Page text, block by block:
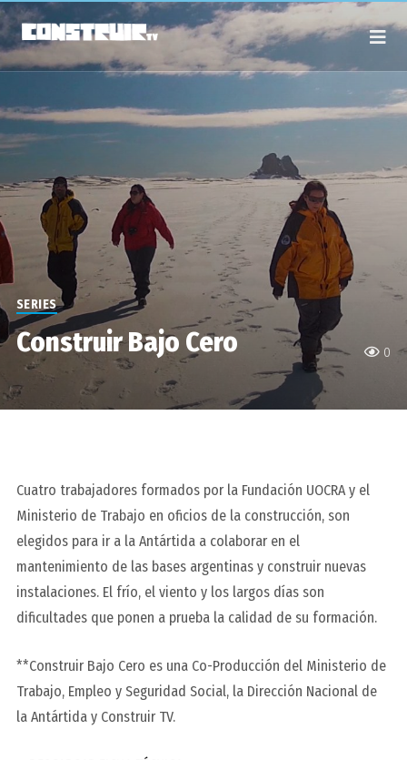
0
SERIES
Construir Bajo Cero
Cuatro trabajadores formados por la Fundación UOCRA y el
Ministerio de Trabajo en oficios de la construcción, son
elegidos para ir a la Antártida a colaborar en el
mantenimiento de las bases argentinas y construir nuevas
instalaciones. El frío, el viento y los largos días son
dificultades que ponen a prueba la calidad de su formación.
**Construir Bajo Cero es una Co-Producción del Ministerio de
Trabajo, Empleo y Seguridad Social, la Dirección Nacional de
la Antártida y Construir TV.